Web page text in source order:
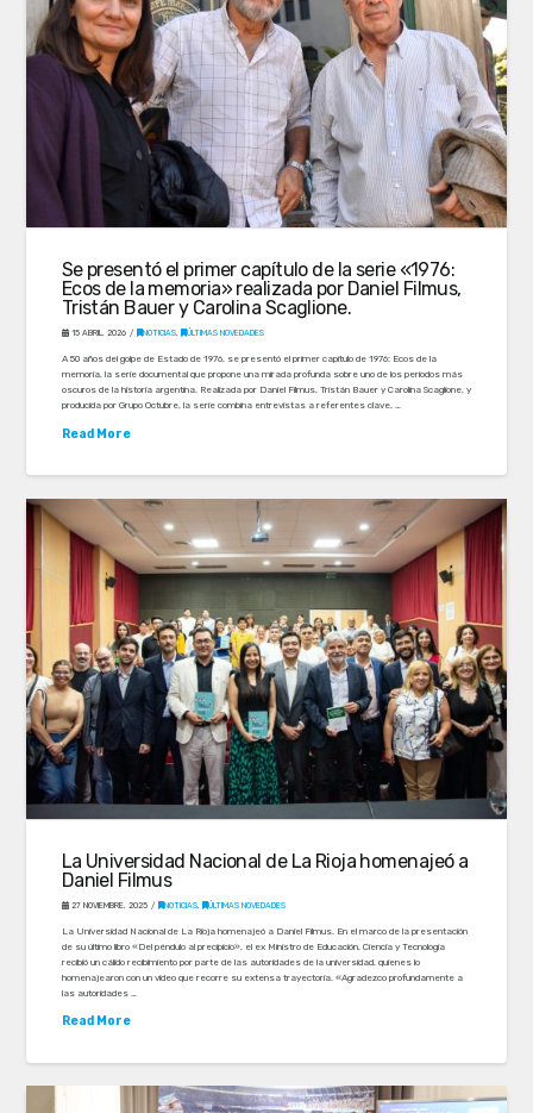
Se presentó el primer capítulo de la serie «1976:
Ecos de la memoria» realizada por Daniel Filmus,
Tristán Bauer y Carolina Scaglione.
15 ABRIL, 2026 NOTICIAS, ÚLTIMAS NOVEDADES
A 50 años del golpe de Estado de 1976, se presentó el primer capítulo de 1976: Ecos de la
memoria, la serie documental que propone una mirada profunda sobre uno de los períodos más
oscuros de la historia argentina. Realizada por Daniel Filmus, Tristán Bauer y Carolina Scaglione, y
producida por Grupo Octubre, la serie combina entrevistas a referentes clave, …
Read More
La Universidad Nacional de La Rioja homenajeó a
Daniel Filmus
27 NOVIEMBRE, 2025 NOTICIAS, ÚLTIMAS NOVEDADES
La Universidad Nacional de La Rioja homenajeó a Daniel Filmus. En el marco de la presentación
de su último libro «Del péndulo al precipicio», el ex Ministro de Educación, Ciencia y Tecnología
recibió un cálido recibimiento por parte de las autoridades de la universidad, quienes lo
homenajearon con un video que recorre su extensa trayectoria. «Agradezco profundamente a
las autoridades …
Read More